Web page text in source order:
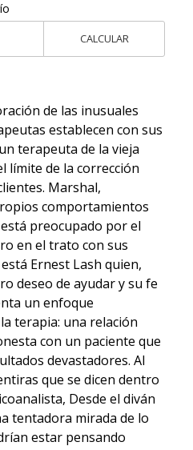
CALCULAR
de las inusuales
establecen con sus
terapeuta de la vieja
límite de la corrección
Marshal,
comportamientos
preocupado por el
en el trato con sus
Ernest Lash quien,
deseo de ayudar y su fe
un enfoque
terapia: una relación
con un paciente que
devastadores. Al
que se dicen dentro
Desde el diván
tentadora mirada de lo
estar pensando